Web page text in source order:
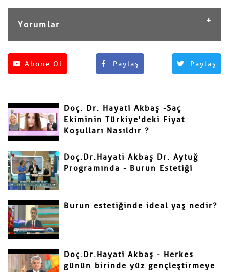
Abone Ol Paylaş Paylaş
Yorumlar
Henüz yorum yapılmamış.
Adınız ve Soyadınız
Mail
Yorumunuz
Doç. Dr. Hayati Akbaş -Saç
Ekiminin Türkiye'deki Fiyat
Koşulları Nasıldır ?
Doç.Dr.Hayati Akbaş Dr. Aytuğ
Programında - Burun Estetiği
Burun estetiğinde ideal yaş nedir?
Doç.Dr.Hayati Akbaş - Herkes
günün birinde yüz gençleştirmeye